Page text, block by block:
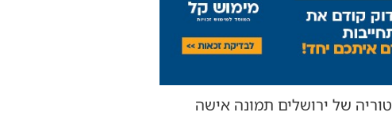
של ירושלים תמונה אישה